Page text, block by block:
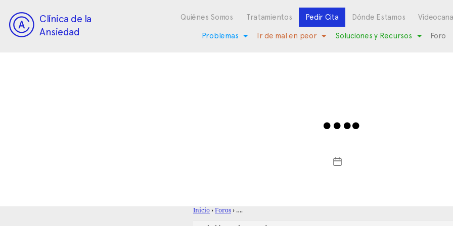
Clínica de la
Ansiedad
Quiénes Somos Tratamientos Pedir Cita Dónde Estamos
Problemas Ir de mal en peor Soluciones y Recursos Foro
….
Inicio › Foros › ….